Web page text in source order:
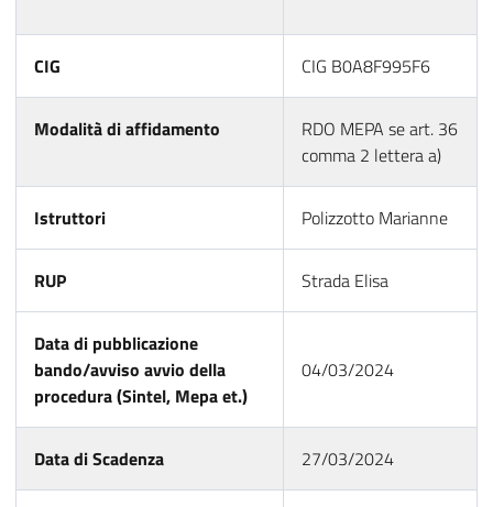
CIG CIG B0A8F995F6
Modalità di affidamento
RDO MEPA se art. 36
comma 2 lettera a)
Istruttori Polizzotto Marianne
RUP Strada Elisa
Data di pubblicazione
bando/avviso avvio della
procedura (Sintel, Mepa et.)
04/03/2024
Data di Scadenza 27/03/2024